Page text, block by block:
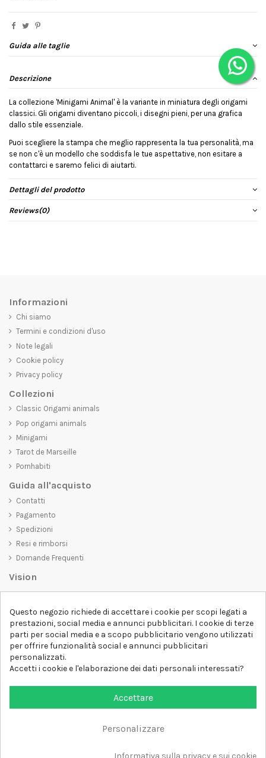
Guida alle taglie
Descrizione
La collezione 'Minigami Animal' è la variante in miniatura degli origami
classici. Gli origami diventano piccoli, i disegni pieni, per una grafica
dallo stile essenziale.
Puoi scegliere la stampa che meglio rappresenta la tua personalità, ma
se non c'è un modello che soddisfa le tue aspettative, non esitare a
contattarci e saremo felici di aiutarti.
Dettagli del prodotto
Reviews(0)
Informazioni
Chi siamo
Termini e condizioni d'uso
Note legali
Cookie policy
Privacy policy
Collezioni
Classic Origami animals
Pop origami animals
Minigami
Tarot de Marseille
Pornhabiti
Guida all'acquisto
Contatti
Pagamento
Spedizioni
Resi e rimborsi
Domande Frequenti
Vision
belli da vedere, ma che trasmettano anche un messaggio importante.
Che siate alla ricerca di una t-shirt unica e di tendenza, di una felpa
comoda e accogliente o di un accessorio esclusivo,D-SHIRTha
qualcosa per tutti.
Follow us
Questo negozio richiede di accettare i cookie per scopi legati a
prestazioni, social media e annunci pubblicitari. I cookie di terze
parti per social media e a scopo pubblicitario vengono utilizzati
per offrire funzionalità social e annunci pubblicitari
personalizzati.
Accetti i cookie e l'elaborazione dei dati personali interessati?
Accettare
Personalizzare
Informativa sulla privacy e sui cookie